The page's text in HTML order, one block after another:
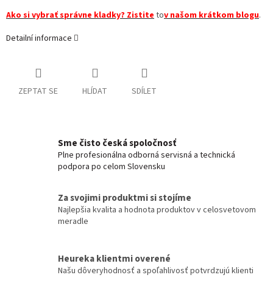
Ako si vybrať správne kladky? Zistitetov našom krátkom blogu.
Detailní informace
ZEPTAT SE HLÍDAT SDÍLET
Sme čisto česká spoločnosť
Plne profesionálna odborná servisná a technická
podpora po celom Slovensku
Za svojimi produktmi si stojíme
Najlepšia kvalita a hodnota produktov v celosvetovom
meradle
Heureka klientmi overené
Našu dôveryhodnosť a spoľahlivosť potvrdzujú klienti